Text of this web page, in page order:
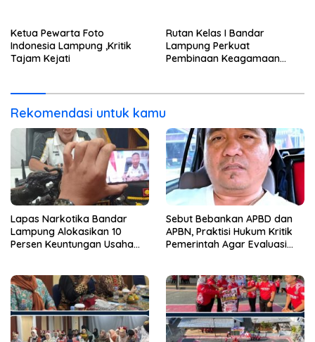
Ketua Pewarta Foto
Indonesia Lampung ,Kritik
Tajam Kejati
Rutan Kelas I Bandar
Lampung Perkuat
Pembinaan Keagamaan
Habsyi
Rekomendasi untuk kamu
Lapas Narkotika Bandar
Lampung Alokasikan 10
Persen Keuntungan Usaha
Sebut Bebankan APBD dan
APBN, Praktisi Hukum Kritik
Pemerintah Agar Evaluasi